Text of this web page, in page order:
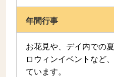
年間行事
お花見や、デイ内での
ロウィンイベントなど
ています。